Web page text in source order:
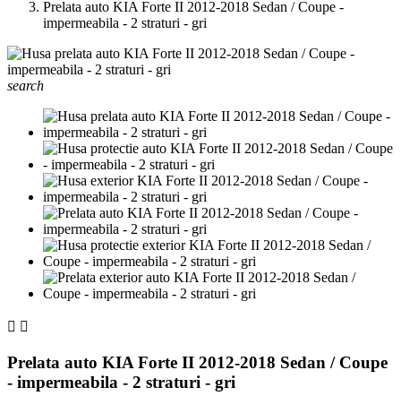
Prelata auto KIA Forte II 2012-2018 Sedan / Coupe -
impermeabila - 2 straturi - gri
search
 
Prelata auto KIA Forte II 2012-2018 Sedan / Coupe
- impermeabila - 2 straturi - gri